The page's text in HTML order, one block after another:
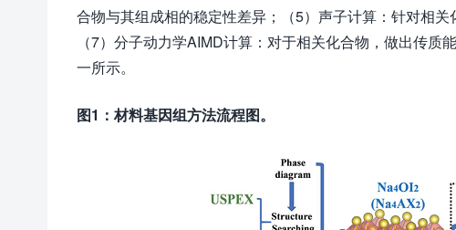
合物与其组成相的稳定性差异；（5）声子计算：针对相
（7）分子动力学AIMD计算：对于相关化合物，做出传
一所示。
图1 ：材料基因组方法流程图。